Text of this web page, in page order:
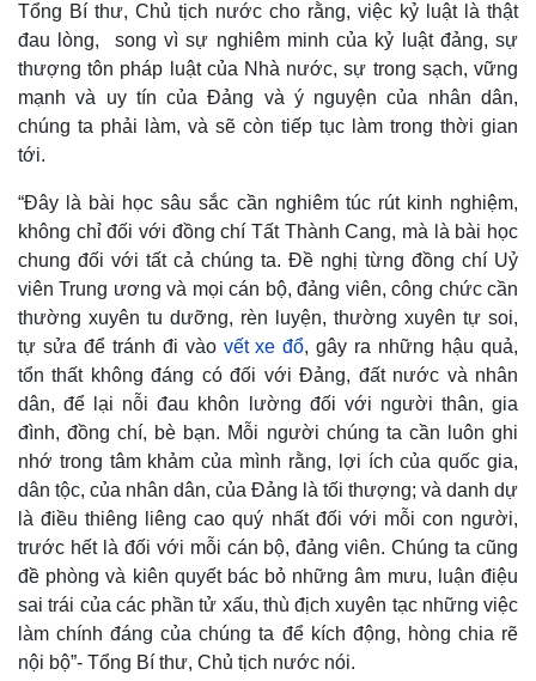
Thế giới
Quan sát
Cuộc sống đó đây
Hồ sơ
Multimedia
Video
Ảnh
E-Magazine
Infographic
Tổng Bí thư, Chủ tịch nước cho rằng, việc kỷ luật là thật
đau lòng, song vì sự nghiêm minh của kỷ luật đảng, sự
thượng tôn pháp luật của Nhà nước, sự trong sạch, vững
mạnh và uy tín của Đảng và ý nguyện của nhân dân,
chúng ta phải làm, và sẽ còn tiếp tục làm trong thời gian
tới.
“Đây là bài học sâu sắc cần nghiêm túc rút kinh nghiệm,
không chỉ đối với đồng chí Tất Thành Cang, mà là bài học
chung đối với tất cả chúng ta. Đề nghị từng đồng chí Uỷ
viên Trung ương và mọi cán bộ, đảng viên, công chức cần
thường xuyên tu dưỡng, rèn luyện, thường xuyên tự soi,
tự sửa để tránh đi vào vết xe đổ, gây ra những hậu quả,
tổn thất không đáng có đối với Đảng, đất nước và nhân
dân, để lại nỗi đau khôn lường đối với người thân, gia
đình, đồng chí, bè bạn. Mỗi người chúng ta cần luôn ghi
nhớ trong tâm khảm của mình rằng, lợi ích của quốc gia,
dân tộc, của nhân dân, của Đảng là tối thượng; và danh dự
là điều thiêng liêng cao quý nhất đối với mỗi con người,
trước hết là đối với mỗi cán bộ, đảng viên. Chúng ta cũng
đề phòng và kiên quyết bác bỏ những âm mưu, luận điệu
sai trái của các phần tử xấu, thù địch xuyên tạc những việc
làm chính đáng của chúng ta để kích động, hòng chia rẽ
nội bộ”- Tổng Bí thư, Chủ tịch nước nói.